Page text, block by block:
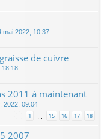
mai 2022, 10:37
de cuivre
18:18
2011 à maintenant
2022, 09:04
1 15 16 17 18
2007